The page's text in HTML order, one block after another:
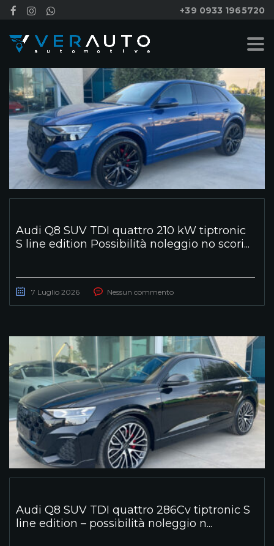
+39 0933 1965720
Audi Q8 SUV TDI quattro 210 kW tiptronic
S line edition Possibilità noleggio no scori...
7 Luglio 2026 Nessun commento
Audi Q8 SUV TDI quattro 286Cv tiptronic S
line edition – possibilità noleggio n...